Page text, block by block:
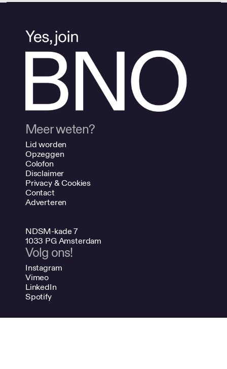
Meer weten?
Lid worden
Opzeggen
Colofon
Disclaimer
Privacy & Cookies
Contact
Adverteren
NDSM-kade 7
1033 PG Amsterdam
Volg ons!
Instagram
Vimeo
LinkedIn
Spotify